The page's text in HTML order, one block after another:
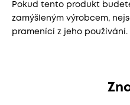
Pokud tento produkt
zamýšleným výrobcem,
pramenící z jeho používání.